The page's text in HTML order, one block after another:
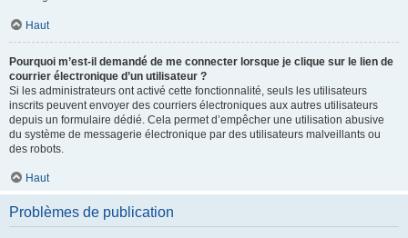
Haut
Pourquoi m’est-il demandé de me connecter lorsque je clique sur le lien de
courrier électronique d’un utilisateur ?
Si les administrateurs ont activé cette fonctionnalité, seuls les utilisateurs
inscrits peuvent envoyer des courriers électroniques aux autres utilisateurs
depuis un formulaire dédié. Cela permet d’empêcher une utilisation abusive
du système de messagerie électronique par des utilisateurs malveillants ou
des robots.
Haut
Problèmes de publication